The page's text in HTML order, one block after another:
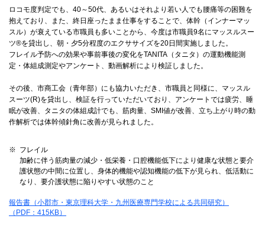
ロコモ度判定でも、40～50代、あるいはそれより若い人でも腰痛等の困難を
抱えており、また、終日座ったまま仕事をすることで、体幹（インナーマッ
スル）が衰えている市職員も多いことから、今度は市職員9名にマッスルスー
ツ®を貸出し、朝・夕5分程度のエクササイズを20日間実施しました。
フレイル予防への効果や事前事後の変化をTANITA（タニタ）の運動機能測
定・体組成測定やアンケート、動画解析により検証しました。
その後、市商工会（青年部）にも協力いただき、市職員と同様に、マッスル
スーツ(R)を貸出し、検証を行っていただいており、アンケートでは疲労、睡
眠が改善、タニタの体組成計でも、筋肉量、SMI値が改善、立ち上がり時の動
作解析では体幹傾針角に改善が見られました。
フレイル
加齢に伴う筋肉量の減少・低栄養・口腔機能低下により健康な状態と要介
護状態の中間に位置し、身体的機能や認知機能の低下が見られ、低活動に
なり、要介護状態に陥りやすい状態のこと
報告書（小郡市・東京理科大学・九州医療専門学校による共同研究）
（PDF：415KB）